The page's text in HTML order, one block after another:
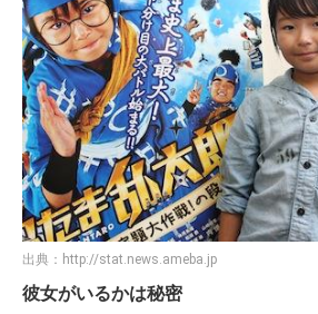
出典： http://stat.news.ameba.jp
彼女がいるかは秘密